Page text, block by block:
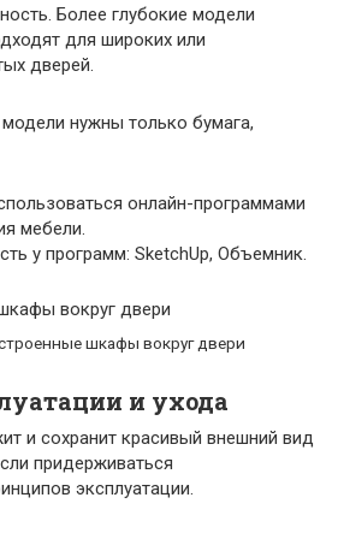
Более глубокие модели
для широких или
дверей.
нужны только бумага,
онлайн-программами
мебели.
у программ: SketchUp, Объемник.
шкафы вокруг двери
и ухода
и сохранит красивый внешний вид
придерживаться
эксплуатации.